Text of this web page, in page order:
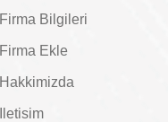
Firma Bilgileri
Firma Ekle
Hakkimizda
Iletisim